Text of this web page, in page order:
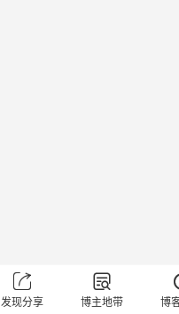

发现分享

博主地带 博